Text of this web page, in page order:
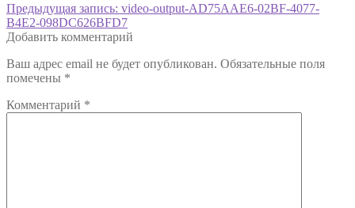
Предыдущая запись: video-output-AD75AAE6-02BF-4077-
B4E2-098DC626BFD7
Добавить комментарий
Ваш адрес email не будет опубликован. Обязательные поля
помечены *
Комментарий *